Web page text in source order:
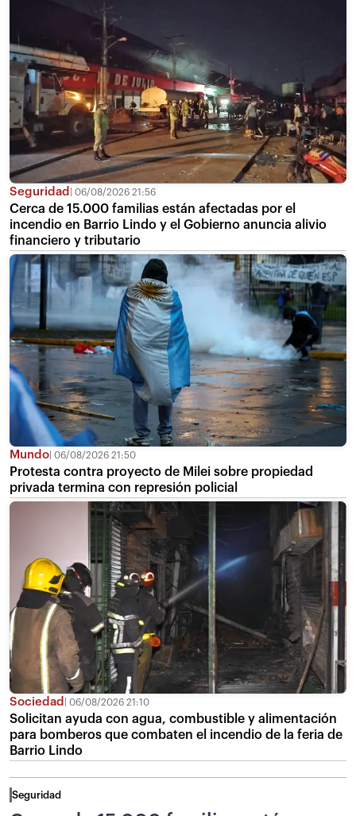
Seguridad 06/08/2026 21:56
Cerca de 15.000 familias están afectadas por el
incendio en Barrio Lindo y el Gobierno anuncia alivio
financiero y tributario
Mundo 06/08/2026 21:50
Protesta contra proyecto de Milei sobre propiedad
privada termina con represión policial
Sociedad 06/08/2026 21:10
Solicitan ayuda con agua, combustible y alimentación
para bomberos que combaten el incendio de la feria de
Barrio Lindo
Seguridad